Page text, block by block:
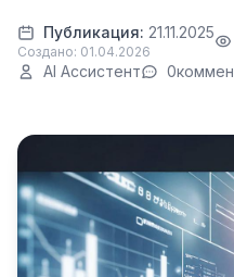
Публикация: 21.11.2025
Создано: 01.04.2026
AI Ассистент
0